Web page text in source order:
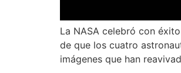
La NASA celebró con
de que los cuatro
imágenes que han